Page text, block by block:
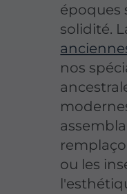
époques
solidité.
nos
ou les